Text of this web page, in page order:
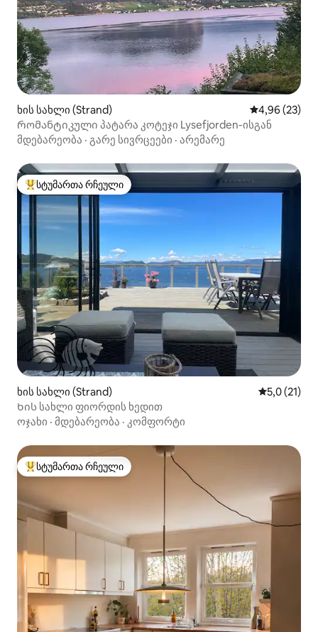
ხის სახლი (Strand) საშუალო
4,96 (23)
Რომანტიკული პატარა კოტეჯი Lysefjorden-ისგან
მდებარეობა · გარე სივრცეები · არემარე
სტუმართა რჩეული მოწინავე ვარიანტი
სტუმართა რჩეული
ხის სახლი (Strand) საშუალო
5,0 (21)
Ხის სახლი ფიორდის ხედით
ოჯახი · მდებარეობა · კომფორტი
სტუმართა რჩეული მოწინავე ვარიანტი
სტუმართა რჩეული